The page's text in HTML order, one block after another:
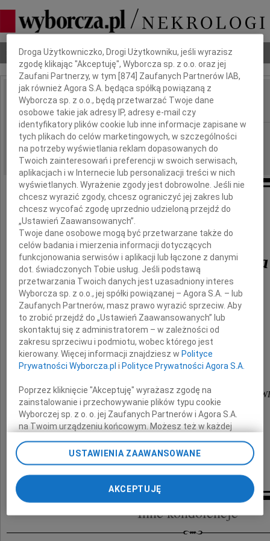
Nekrologi Odeszli Poradnik pogrzebowy
IMIĘ I NAZWISKO: Janusz Grzegorzak
REGION: Katowice
DATA EMISJI: 24.06.2021
Ze smutkiem żegnamy
mgr. inż. arch.
Janusza Grzegorzaka
wieloletniego Pracownika
oraz Przewodniczącego Rady Nadzorczej
INWESTPROJEKT - KATOWICE
Rodzinie i Bliskim
składamy wyrazy głębokiego współczucia
Zarząd i Pracownicy "INWESTPROJEKT -
Inne kondolencje
Dbamy o Twoją prywatność
Droga Użytkowniczko, Drogi Użytkowniku, jeśli wyrazisz
zgodę klikając "Akceptuję", Wyborcza sp. z o.o. oraz jej
Zaufani Partnerzy, w tym [874 ] Zaufanych Partnerów IAB,
jak również Agora S.A. będąca spółką powiązaną z
Wyborcza sp. z o.o., będą przetwarzać Twoje dane
osobowe takie jak adresy IP, adresy e-mail czy
identyfikatory plików cookie lub inne informacje zapisane w
tych plikach do celów marketingowych, w szczególności
na potrzeby wyświetlania reklam dopasowanych do
Twoich zainteresowań i preferencji w swoich serwisach,
aplikacjach i w Internecie lub personalizacji treści w nich
wyświetlanych. Wyrażenie zgody jest dobrowolne. Jeśli nie
chcesz wyrazić zgody, chcesz ograniczyć jej zakres lub
chcesz wycofać zgodę uprzednio udzieloną przejdź do
„Ustawień Zaawansowanych”.
Twoje dane osobowe mogą być przetwarzane także do
celów badania i mierzenia informacji dotyczących
funkcjonowania serwisów i aplikacji lub łączone z danymi
dot. świadczonych Tobie usług. Jeśli podstawą
przetwarzania Twoich danych jest uzasadniony interes
Wyborcza sp. z o.o., jej spółki powiązanej – Agora S.A. – lub
Zaufanych Partnerów, masz prawo wyrazić sprzeciw. Aby
to zrobić przejdź do „Ustawień Zaawansowanych” lub
skontaktuj się z administratorem – w zależności od
zakresu sprzeciwu i podmiotu, wobec którego jest
kierowany. Więcej informacji znajdziesz w Polityce
Prywatności Wyborcza.pl i Polityce Prywatności Agora S.A.
Poprzez kliknięcie "Akceptuję" wyrażasz zgodę na
zainstalowanie i przechowywanie plików typu cookie
Wyborczej sp. z o. o. jej Zaufanych Partnerów i Agora S.A.
na Twoim urządzeniu końcowym. Możesz też w każdej
ponownie wywołując narzędzie do zarządzania Twoimi
preferencjami dot. przetwarzania danych poprzez
odnośnik „Ustawienia prywatności” w stopce serwisu i
przechodząc do sekcji „Ustawienia zaawansowane”.
Zmiana ustawień plików cookie możliwa jest także za
My, nasi Zaufani Partnerzy i Agora S.A. możemy
USTAWIENIA ZAAWANSOWANE
AKCEPTUJĘ